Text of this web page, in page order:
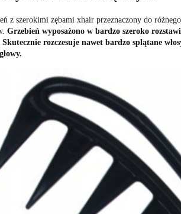
z szerokimi zębami xhair przeznaczony do
Grzebień wyposażono w bardzo szeroko
Skutecznie rozczesuje nawet bardzo splątane